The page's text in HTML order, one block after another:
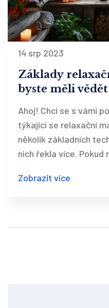
14 srp 2023
Základy
byste měli vědět
Ahoj! Chci se s vámi
týkající se relaxační
několik základních
nich řekla více.
tento článek přesně
Zobrazit více